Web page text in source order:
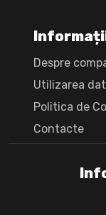
Despre
Utilizarea
Politica de
Сontacte